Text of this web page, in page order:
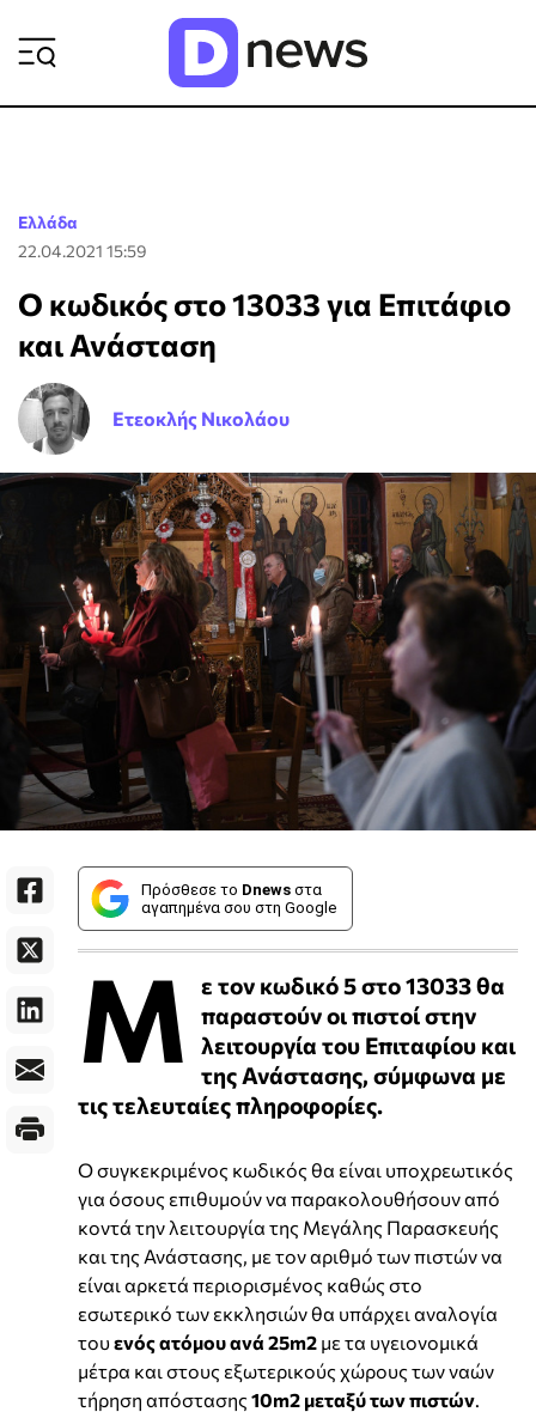
Ελλάδα
22.04.2021 15:59
Ο κωδικός στο 13033 για Επιτάφιο
και Ανάσταση
Ετεοκλής Νικολάου
Πρόσθεσε το Dnews στα
αγαπημένα σου στη Google
Μ
ε τον κωδικό 5 στο 13033 θα
παραστούν οι πιστοί στην
λειτουργία του Επιταφίου και
της Ανάστασης, σύμφωνα με
τις τελευταίες πληροφορίες.
Ο συγκεκριμένος κωδικός θα είναι υποχρεωτικός
για όσους επιθυμούν να παρακολουθήσουν από
κοντά την λειτουργία της Μεγάλης Παρασκευής
και της Ανάστασης, με τον αριθμό των πιστών να
είναι αρκετά περιορισμένος καθώς στο
εσωτερικό των εκκλησιών θα υπάρχει αναλογία
τουενός ατόμου ανά 25m2 με τα υγειονομικά
μέτρα και στους εξωτερικούς χώρους των ναών
τήρηση απόστασης 10m2 μεταξύ των πιστών